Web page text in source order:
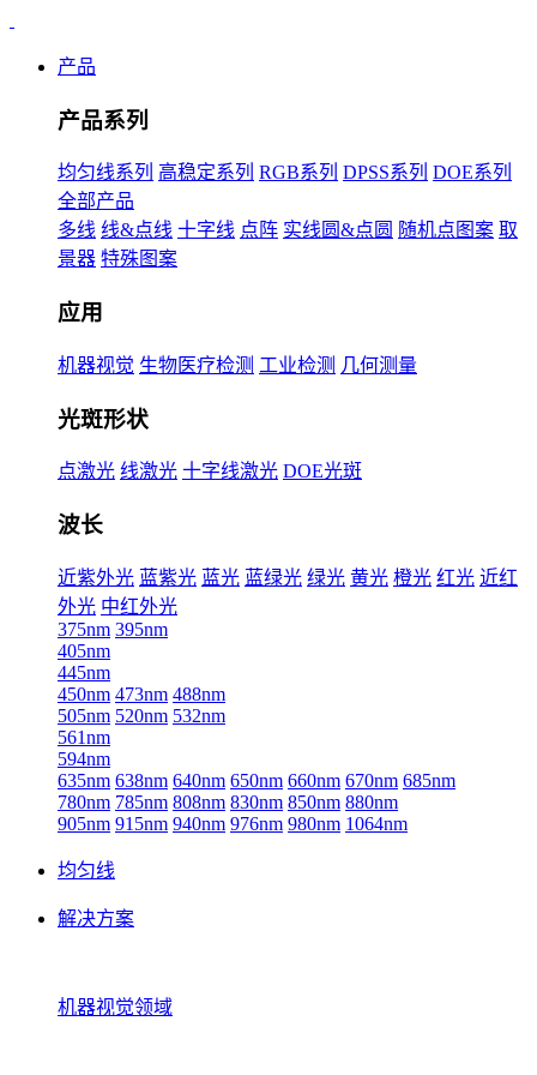
产品
产品系列
均匀线系列 高稳定系列 RGB系列 DPSS系列 DOE系列
全部产品
多线 线&点线 十字线 点阵 实线圆&点圆 随机点图案 取
景器 特殊图案
应用
机器视觉 生物医疗检测 工业检测 几何测量
光斑形状
点激光 线激光 十字线激光 DOE光斑
波长
近紫外光 蓝紫光 蓝光 蓝绿光 绿光 黄光 橙光 红光 近红
外光 中红外光
375nm 395nm
405nm
445nm
450nm 473nm 488nm
505nm 520nm 532nm
561nm
594nm
635nm 638nm 640nm 650nm 660nm 670nm 685nm
780nm 785nm 808nm 830nm 850nm 880nm
905nm 915nm 940nm 976nm 980nm 1064nm
均匀线
解决方案
机器视觉领域